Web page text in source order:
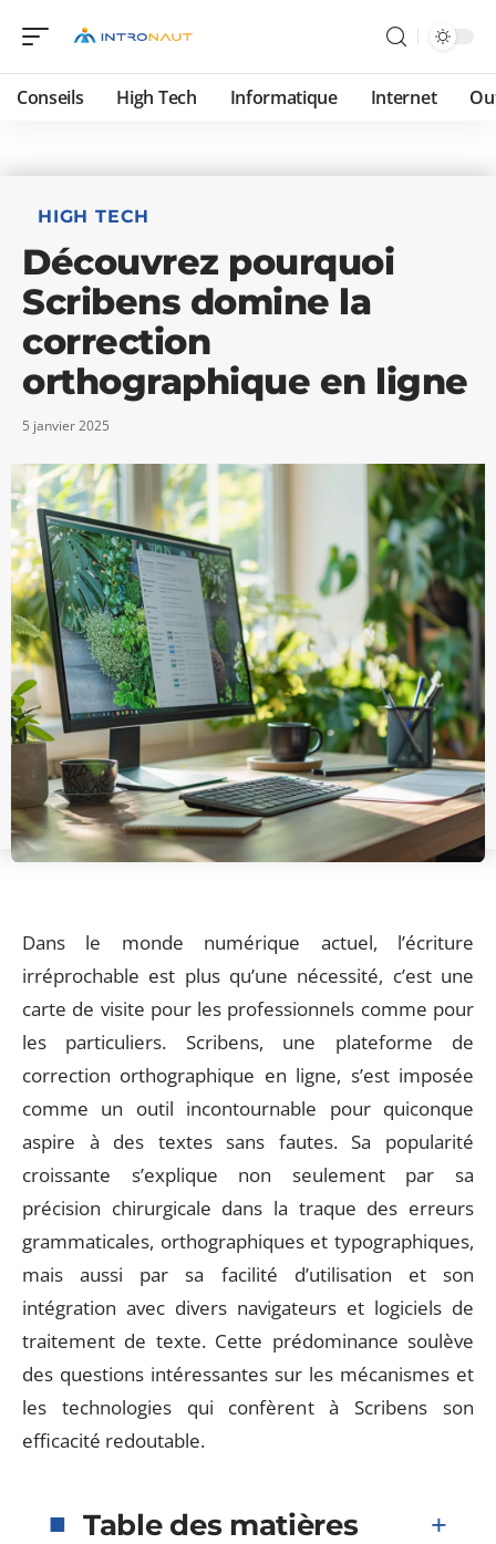
Conseils High Tech Informatique Internet
HIGH TECH
Découvrez pourquoi
Scribens domine la
correction
orthographique en ligne
5 janvier 2025
Dans le monde numérique actuel, l’écriture
irréprochable est plus qu’une nécessité, c’est une
carte de visite pour les professionnels comme pour
les particuliers. Scribens, une plateforme de
correction orthographique en ligne, s’est imposée
comme un outil incontournable pour quiconque
aspire à des textes sans fautes. Sa popularité
croissante s’explique non seulement par sa
précision chirurgicale dans la traque des erreurs
grammaticales, orthographiques et typographiques,
mais aussi par sa facilité d’utilisation et son
intégration avec divers navigateurs et logiciels de
traitement de texte. Cette prédominance soulève
des questions intéressantes sur les mécanismes et
les technologies qui confèrent à Scribens son
efficacité redoutable.
Table des matières